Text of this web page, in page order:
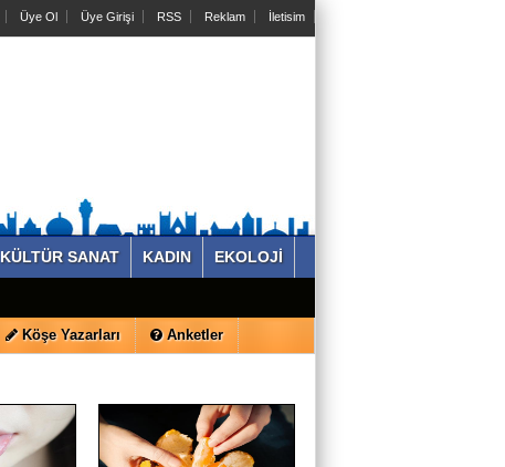
Üye Ol Üye Girişi RSS Reklam İletisim
KÜLTÜR SANAT KADIN EKOLOJİ
Köşe Yazarları Anketler
REYHAN AHMADİ
KADİR KILIÇ
İNCİ KEFALİ’NE SAHİP ÇIKMAK, VAN
SALİH SERTKAL
BİR DARBECİNiN “ÖĞRETMENLER